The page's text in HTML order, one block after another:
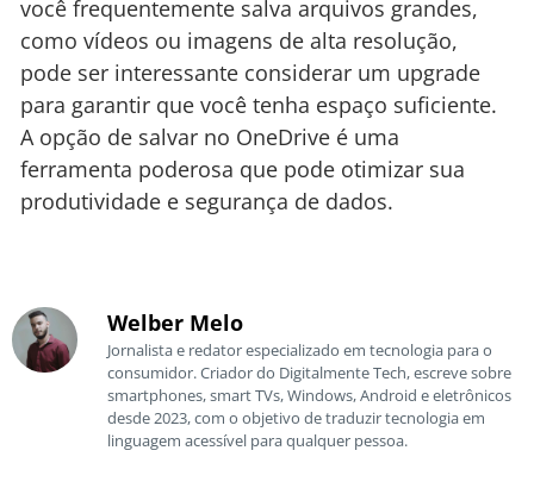
você frequentemente salva arquivos grandes,
como vídeos ou imagens de alta resolução,
pode ser interessante considerar um upgrade
para garantir que você tenha espaço suficiente.
A opção de salvar no OneDrive é uma
ferramenta poderosa que pode otimizar sua
produtividade e segurança de dados.
Welber Melo
Jornalista e redator especializado em tecnologia para o
consumidor. Criador do Digitalmente Tech, escreve sobre
smartphones, smart TVs, Windows, Android e eletrônicos
desde 2023, com o objetivo de traduzir tecnologia em
linguagem acessível para qualquer pessoa.